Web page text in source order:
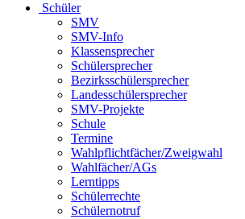
Schüler
SMV
SMV-Info
Klassensprecher
Schülersprecher
Bezirksschülersprecher
Landesschülersprecher
SMV-Projekte
Schule
Termine
Wahlpflichtfächer/Zweigwahl
Wahlfächer/AGs
Lerntipps
Schülerrechte
Schülernotruf